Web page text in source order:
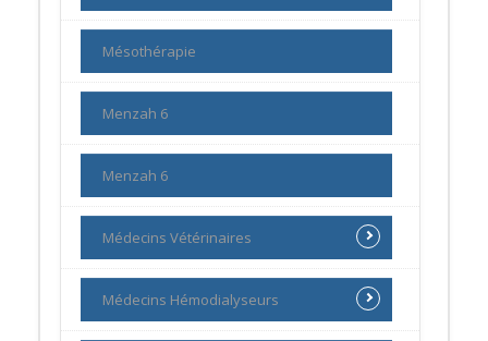
Mésothérapie
Menzah 6
Menzah 6
Médecins Vétérinaires
Médecins Hémodialyseurs